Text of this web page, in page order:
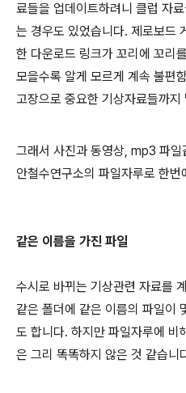
료들을 업데이트하려니 클럽 자
는 경우도 있었습니다. 제로보드
한 다운로드 링크가 꼬리에 꼬리
모을수록 알게 모르게 계속 불편
고장으로 중요한 기상자료들까
그래서 사진과 동영상, mp3 파
안철수연구소의 파일자루로 한
같은 이름을 가진 파일
수시로 바뀌는 기상관련 자료를
같은 폴더에 같은 이름의 파일이
도 합니다. 하지만 파일자루에 비
은 그리 똑똑하지 않은 것 같습니